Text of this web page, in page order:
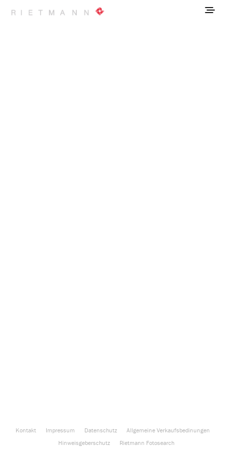
Kontakt Impressum Datenschutz
Allgemeine Verkaufsbedinungen
Hinweisgeberschutz
Rietmann Fotosearch